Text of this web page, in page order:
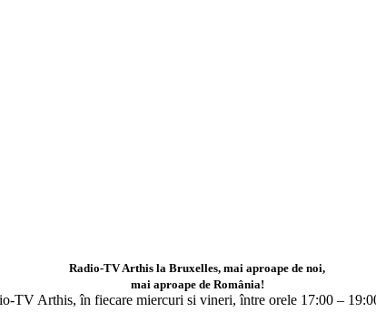
Radio-TV Arthis la Bruxelles, mai aproape de noi,
mai aproape de România!
TV Arthis, în fiecare miercuri si vineri, între orele 17:00 –